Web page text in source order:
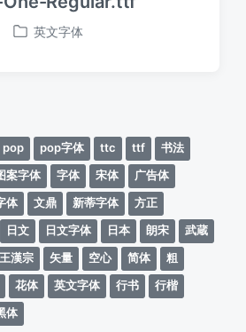
发
英文字体
pop pop字体 ttc ttf
书法
案字体 字体 宋体
广告体
体 文鼎 新蒂字体
方正
日文 日文字体 日本 朗宋
武蔵
王漢宗 矢量 空心 简体
粗
花体 英文字体 行书
行楷
体